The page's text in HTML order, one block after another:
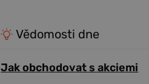
Vědomosti dne
Jak obchodovat s akciemi